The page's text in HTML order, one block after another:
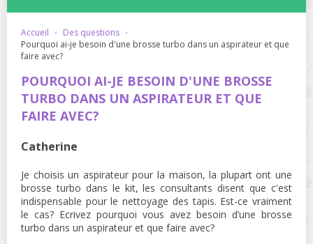
accueil · des questions ·
pourquoi ai-je besoin d'une brosse turbo dans un aspirateur et que
faire avec?
POURQUOI AI-JE BESOIN D'UNE BROSSE
TURBO DANS UN ASPIRATEUR ET QUE
FAIRE AVEC?
Catherine
Je choisis un aspirateur pour la maison, la plupart ont une
brosse turbo dans le kit, les consultants disent que c'est
indispensable pour le nettoyage des tapis. Est-ce vraiment
le cas? Ecrivez pourquoi vous avez besoin d’une brosse
turbo dans un aspirateur et que faire avec?